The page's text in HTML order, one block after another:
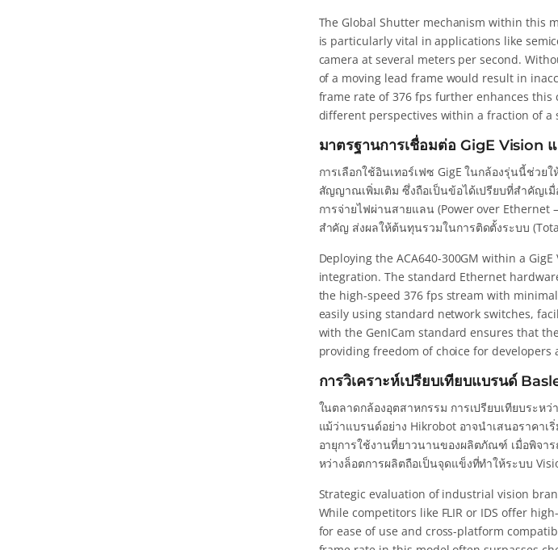
The Global Shutter mechanism within this
is particularly vital in applications like
camera at several meters per second.
of a moving lead frame would result in
frame rate of 376 fps further enhances
different perspectives within a fraction of a
มาตรฐานการเชื่อมต่อ GigE Vision
การเลือกใช้อินเทอร์เฟซ GigE ในกล้องรุ่นนี้ช่ว
สัญญาณเพิ่มเติม ซึ่งถือเป็นข้อได้เปรียบที่สำคัญเ
การจ่ายไฟผ่านสายแลน (Power over
สำคัญ ส่งผลให้ต้นทุนรวมในการติดตั้งระบบ
Deploying the ACA640-300GM within a
integration. The standard Ethernet
the high-speed 376 fps stream with
easily using standard network switches,
with the GenICam standard ensures that
providing freedom of choice for developers
การวิเคราะห์เปรียบเทียบแบรนด์
ในตลาดกล้องอุตสาหกรรม การเปรียบเทียบระห
แม้ว่าแบรนด์อย่าง Hikrobot อาจนำเสนอราคาเ
อายุการใช้งานที่ยาวนานของผลิตภัณฑ์ เมื่อพิจาร
หว่างล็อตการผลิตถือเป็นจุดแข็งที่ทำให้ระบบ
Strategic evaluation of industrial vision
While competitors like FLIR or IDS offer
for ease of use and cross-platform